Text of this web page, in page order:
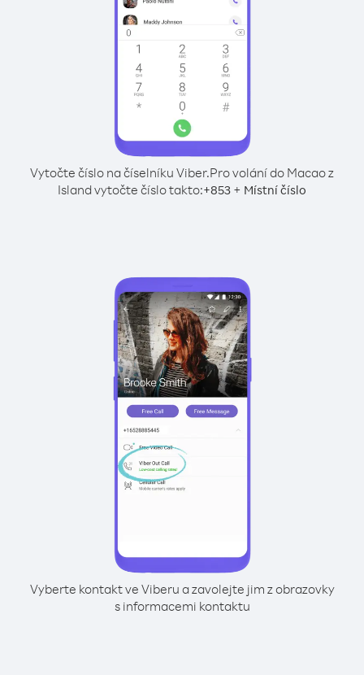
Vytočte číslo na číselníku Viber.Pro volání do Macao z
Island vytočte číslo takto:+853 + Místní číslo
Vyberte kontakt ve Viberu a zavolejte jim z obrazovky
s informacemi kontaktu